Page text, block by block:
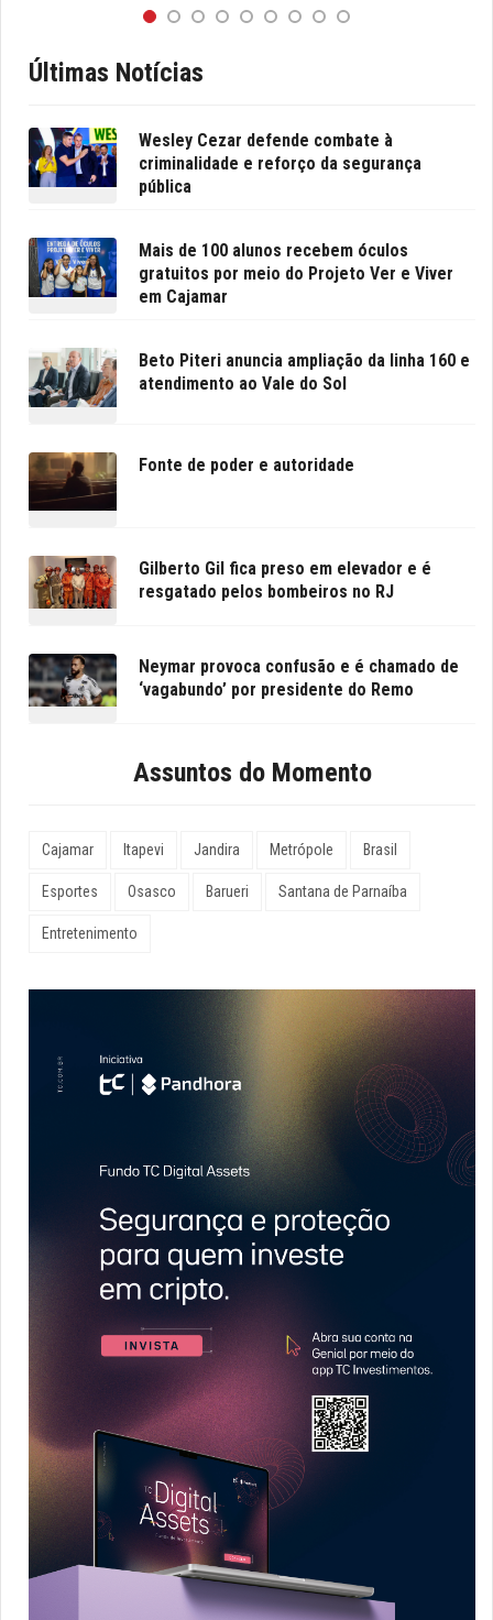
Últimas Notícias
Wesley Cezar defende combate à
criminalidade e reforço da segurança
pública
Mais de 100 alunos recebem óculos
gratuitos por meio do Projeto Ver e Viver
em Cajamar
Beto Piteri anuncia ampliação da linha 160 e
atendimento ao Vale do Sol
Fonte de poder e autoridade
Gilberto Gil fica preso em elevador e é
resgatado pelos bombeiros no RJ
Neymar provoca confusão e é chamado de
‘vagabundo’ por presidente do Remo
Assuntos do Momento
Cajamar Itapevi Jandira Metrópole Brasil
Esportes Osasco Barueri Santana de Parnaíba
Entretenimento